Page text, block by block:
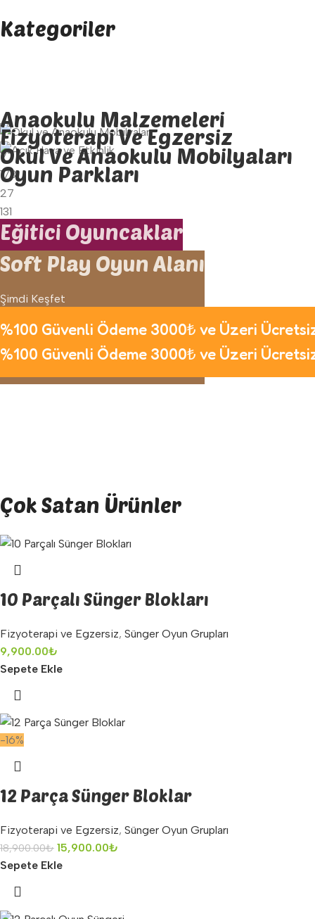
Kategoriler
Anaokulu Malzemeleri
77
Fizyoterapi Ve Egzersiz
173
Okul Ve Anaokulu Mobilyaları
27
Oyun Parkları
131
Eğitici Oyuncaklar
Şimdi Keşfet
Soft Play Oyun Alanı
Şimdi Keşfet
%100 Güvenli Ödeme 3000₺ ve Üzeri
%100 Güvenli Ödeme 3000₺ ve Üzeri
Çok Satan Ürünler
10 Parçalı Sünger Blokları
Fizyoterapi ve Egzersiz, Sünger Oyun Grupları
9,900.00₺
Sepete Ekle
-16%
12 Parça Sünger Bloklar
Fizyoterapi ve Egzersiz, Sünger Oyun Grupları
18,900.00₺ 15,900.00₺
Sepete Ekle